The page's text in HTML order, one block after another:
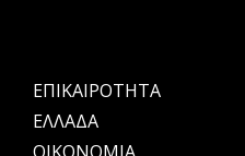
ΕΠΙΚΑΙΡΟΤΗΤΑ
ΕΛΛΑΔΑ